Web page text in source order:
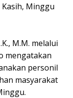
Minggu
M.M. melalui
mengatakan
personil
masyarakat